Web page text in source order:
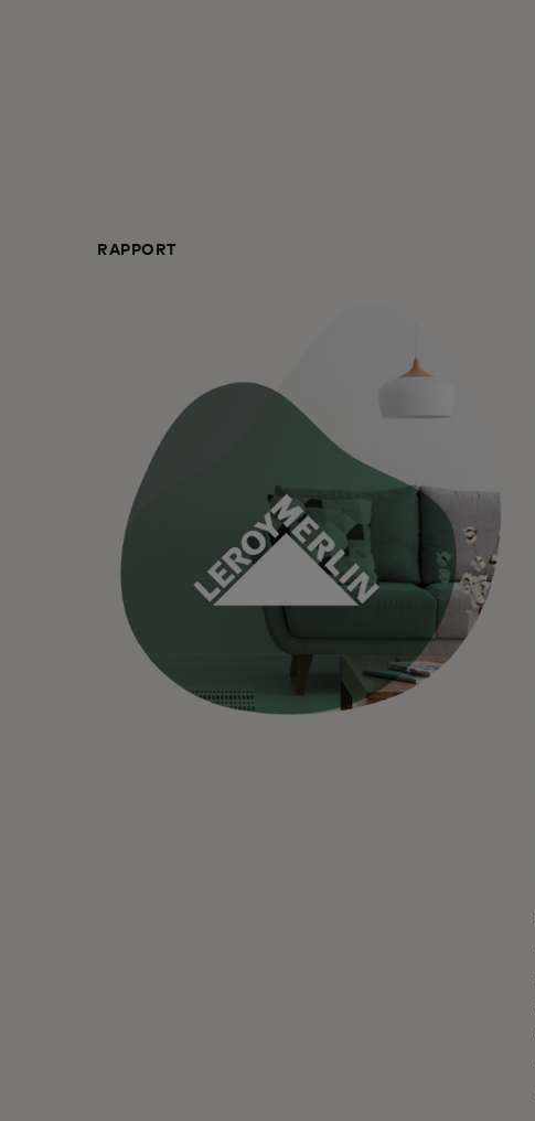
RAPPORT